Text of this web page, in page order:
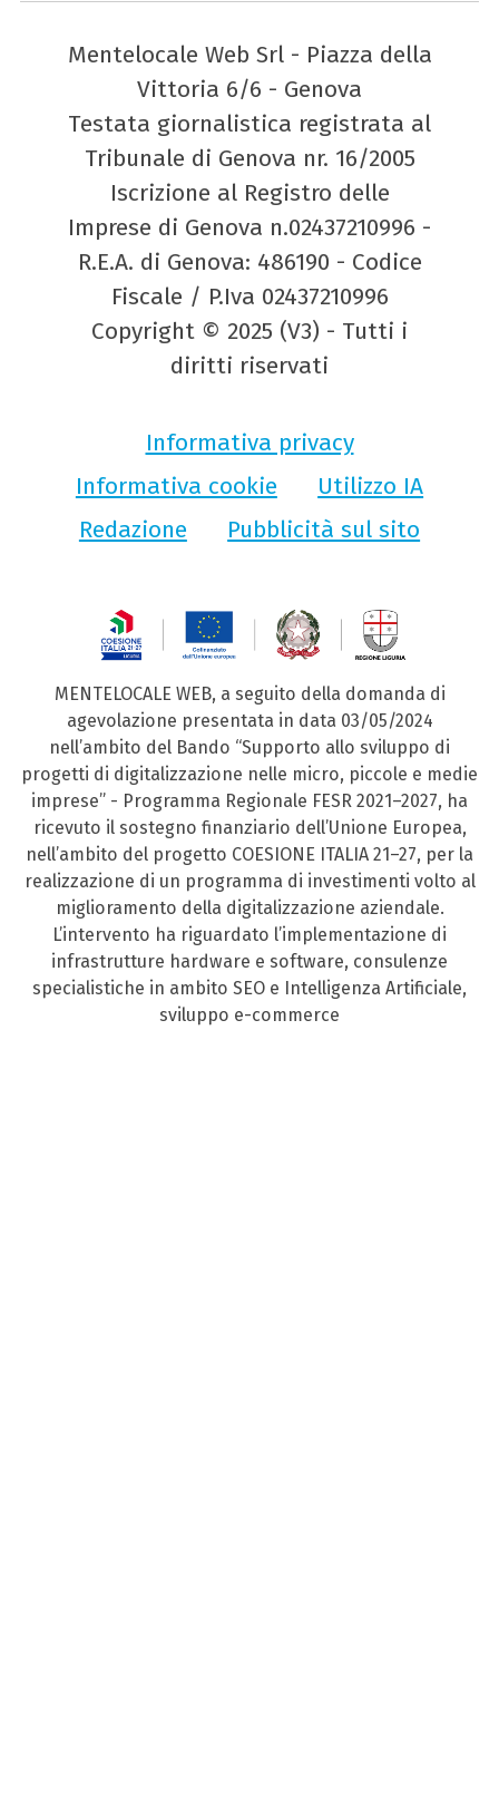
Mentelocale Web Srl - Piazza della
Vittoria 6/6 - Genova
Testata giornalistica registrata al
Tribunale di Genova nr. 16/2005
Iscrizione al Registro delle
Imprese di Genova n.02437210996 -
R.E.A. di Genova: 486190 - Codice
Fiscale / P.Iva 02437210996
Copyright © 2025 (V3) - Tutti i
diritti riservati
Informativa privacy
Informativa cookie
Utilizzo IA
Redazione
Pubblicità sul sito
MENTELOCALE WEB, a seguito della domanda di
agevolazione presentata in data 03/05/2024
nell’ambito del Bando “Supporto allo sviluppo di
progetti di digitalizzazione nelle micro, piccole e medie
imprese” - Programma Regionale FESR 2021–2027, ha
ricevuto il sostegno finanziario dell’Unione Europea,
nell’ambito del progetto COESIONE ITALIA 21–27, per la
realizzazione di un programma di investimenti volto al
miglioramento della digitalizzazione aziendale.
L’intervento ha riguardato l’implementazione di
infrastrutture hardware e software, consulenze
specialistiche in ambito SEO e Intelligenza Artificiale,
sviluppo e-commerce